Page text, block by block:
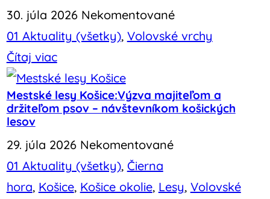
30. júla 2026 Nekomentované
01 Aktuality (všetky), Volovské vrchy
Čítaj viac
Mestské lesy Košice:Výzva majiteľom a
držiteľom psov – návštevníkom košických
lesov
29. júla 2026 Nekomentované
01 Aktuality (všetky), Čierna
hora, Košice, Košice okolie, Lesy, Volovské